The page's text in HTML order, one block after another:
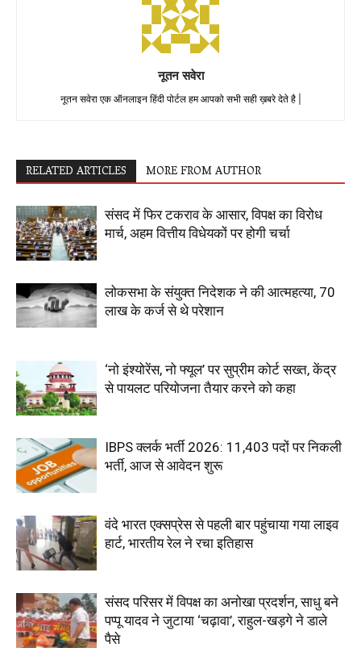
नूतन सवेरा
नूतन सवेरा एक ऑनलाइन हिंदी पोर्टल हम आपको सभी सही ख़बरे देते है |
RELATED ARTICLES MORE FROM AUTHOR
संसद में फिर टकराव के आसार, विपक्ष का विरोध
मार्च, अहम वित्तीय विधेयकों पर होगी चर्चा
लोकसभा के संयुक्त निदेशक ने की आत्महत्या, 70
लाख के कर्ज से थे परेशान
‘नो इंश्योरेंस, नो फ्यूल’ पर सुप्रीम कोर्ट सख्त, केंद्र
से पायलट परियोजना तैयार करने को कहा
IBPS क्लर्क भर्ती 2026: 11,403 पदों पर निकली
भर्ती, आज से आवेदन शुरू
वंदे भारत एक्सप्रेस से पहली बार पहुंचाया गया लाइव
हार्ट, भारतीय रेल ने रचा इतिहास
संसद परिसर में विपक्ष का अनोखा प्रदर्शन, साधु बने
पप्पू यादव ने जुटाया ‘चढ़ावा’, राहुल-खड़गे ने डाले
पैसे